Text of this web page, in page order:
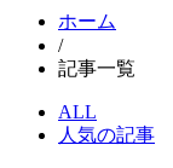
ホーム
/
記事一覧
ALL
人気の記事